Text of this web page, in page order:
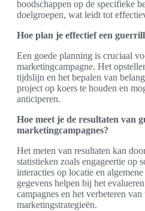
boodschappen op de specifieke
doelgroepen, wat leidt tot
Hoe plan je effectief een
Een goede planning is cruciaal
marketingcampagne. Het
tijdslijn en het bepalen van
project op koers te houden en
anticiperen.
Hoe meet je de resultaten van
marketingcampagnes?
Het meten van resultaten kan
statistieken zoals engageertie op
interacties op locatie en
gegevens helpen bij het
campagnes en het verbeteren
marketingstrategieën.